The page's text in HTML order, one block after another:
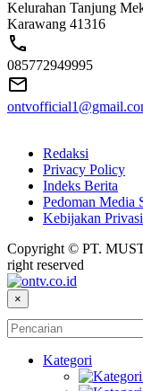
Kelurahan Tanjung
Karawang 41316
085772949995
Redaksi
Privacy Policy
Indeks Berita
Pedoman Media
Kebijakan Privasi
Copyright © PT.
right reserved
×
Kategori